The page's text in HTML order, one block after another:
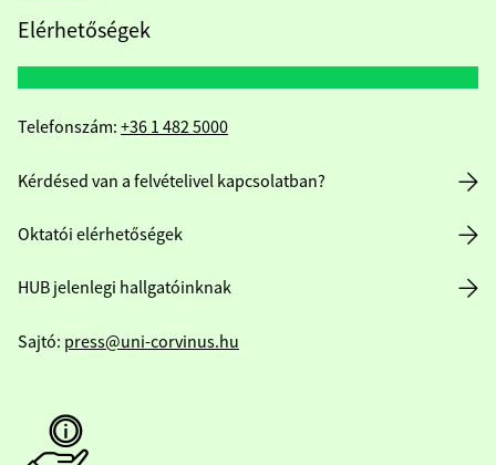
Elérhetőségek
Telefonszám: +36 1 482 5000
Kérdésed van a felvételivel kapcsolatban?
Oktatói elérhetőségek
HUB jelenlegi hallgatóinknak
Sajtó: press@uni-corvinus.hu